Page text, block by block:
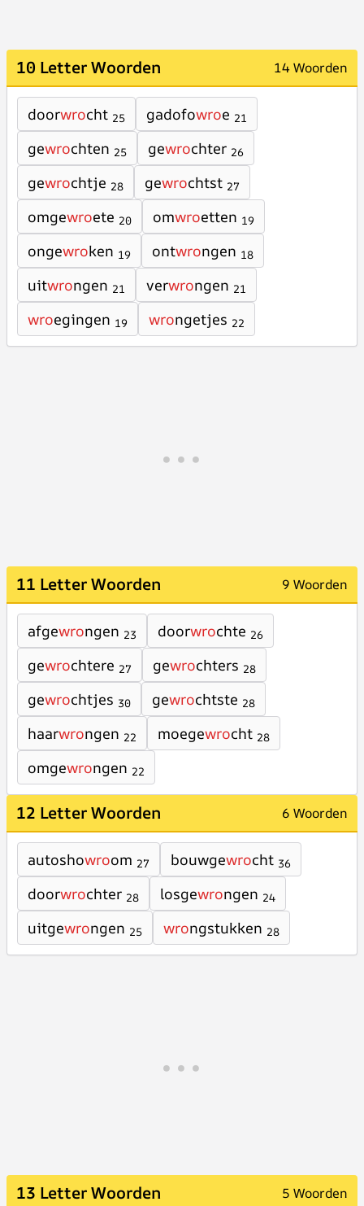
10 Letter Woorden 14 Woorden
doorwrocht 25 gadofowroe 21
gewrochten 25 gewrochter 26
gewrochtje 28 gewrochtst 27
omgewroete 20 omwroetten 19
ongewroken 19 ontwrongen 18
uitwrongen 21 verwrongen 21
wroegingen 19 wrongetjes 22
11 Letter Woorden 9 Woorden
afgewrongen 23 doorwrochte 26
gewrochtere 27 gewrochters 28
gewrochtjes 30 gewrochtste 28
haarwrongen 22 moegewrocht 28
omgewrongen 22
12 Letter Woorden 6 Woorden
autoshowroom 27 bouwgewrocht 36
doorwrochter 28 losgewrongen 24
uitgewrongen 25 wrongstukken 28
13 Letter Woorden 5 Woorden